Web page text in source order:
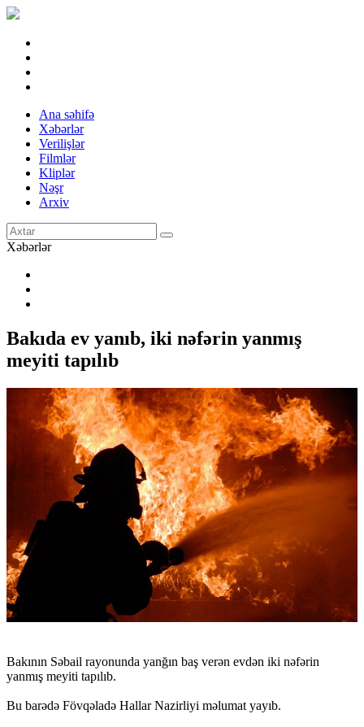
Ana səhifə
Xəbərlər
Verilişlər
Filmlər
Kliplər
Nəşr
Arxiv
Xəbərlər
Bakıda ev yanıb, iki nəfərin yanmış
meyiti tapılıb
Bakının Səbail rayonunda yanğın baş verən evdən iki nəfərin
yanmış meyiti tapılıb.
Bu barədə Fövqəladə Hallar Nazirliyi məlumat yayıb.